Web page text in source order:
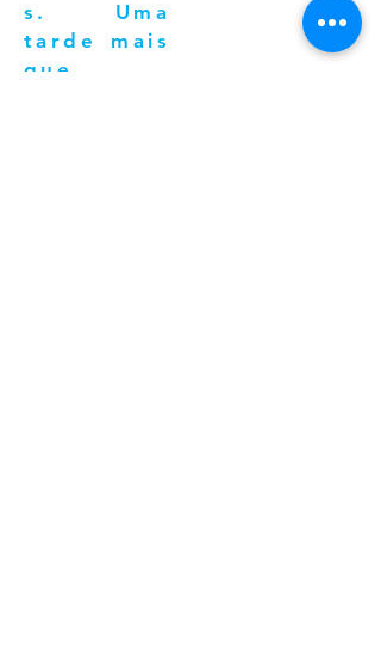
s. Uma
tarde mais
que